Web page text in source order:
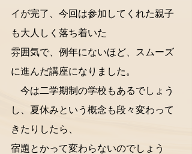
イが完了、今回は参加してくれた親子
も大人しく落ち着いた
雰囲気で、例年にないほど、スムーズ
に進んだ講座になりました。
今は二学期制の学校もあるでしょう
し、夏休みという概念も段々変わって
きたりしたら、
宿題とかって変わらないのでしょう